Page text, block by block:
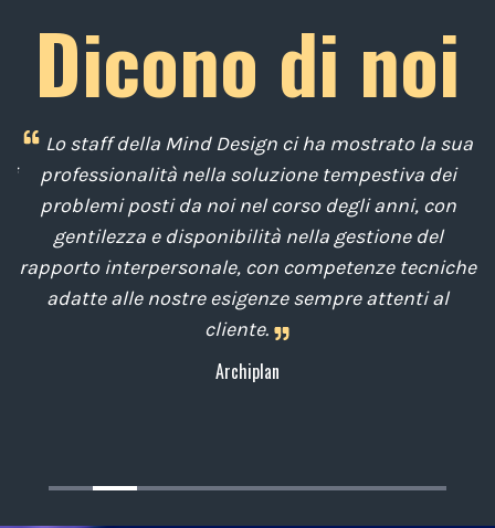
Dicono di noi
Lo staff della Mind Design ci ha mostrato la sua
professionalità nella soluzione tempestiva dei
problemi posti da noi nel corso degli anni, con
gentilezza e disponibilità nella gestione del
rapporto interpersonale, con competenze tecniche
adatte alle nostre esigenze sempre attenti al
cliente.
Archiplan